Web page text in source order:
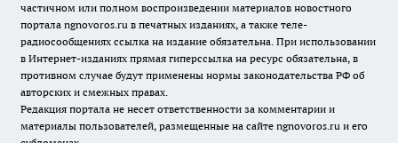
частичном или полном воспроизведении материалов новостного
портала ngnovoros.ru в печатных изданиях, а также теле-
радиосообщениях ссылка на издание обязательна. При использовании
в Интернет-изданиях прямая гиперссылка на ресурс обязательна, в
противном случае будут применены нормы законодательства РФ об
авторских и смежных правах.
Редакция портала не несет ответственности за комментарии и
материалы пользователей, размещенные на сайте ngnovoros.ru и его